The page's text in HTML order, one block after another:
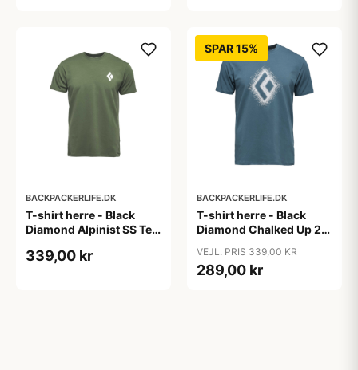
BACKPACKERLIFE.DK
T-shirt herre - Black
Diamond Alpinist SS Tee
339,00 kr
SPAR 15%
BACKPACKERLIFE.DK
T-shirt herre - Black
Diamond Chalked Up 2.0
VEJL. PRIS 339,00 KR
289,00 kr